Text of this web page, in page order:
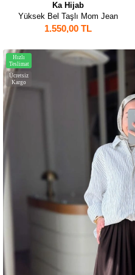
Ka Hijab
Yüksek Bel Taşlı Mom Jean
1.550,00 TL
Ücretsiz
Kargo
Hızlı
Teslimat